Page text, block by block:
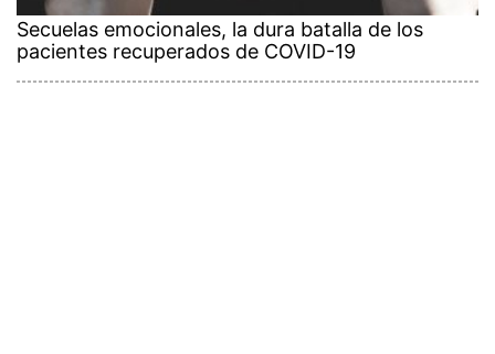
Secuelas emocionales, la dura batalla de los
pacientes recuperados de COVID-19